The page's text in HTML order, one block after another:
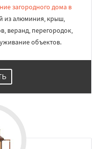
загородного дома в
из алюминия, крыш,
веранд, перегородок,
объектов.